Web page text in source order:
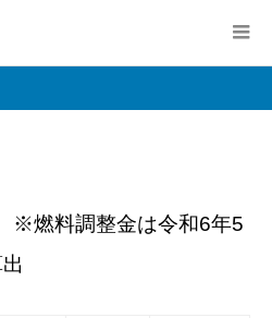
※燃料調整金は令和6年5